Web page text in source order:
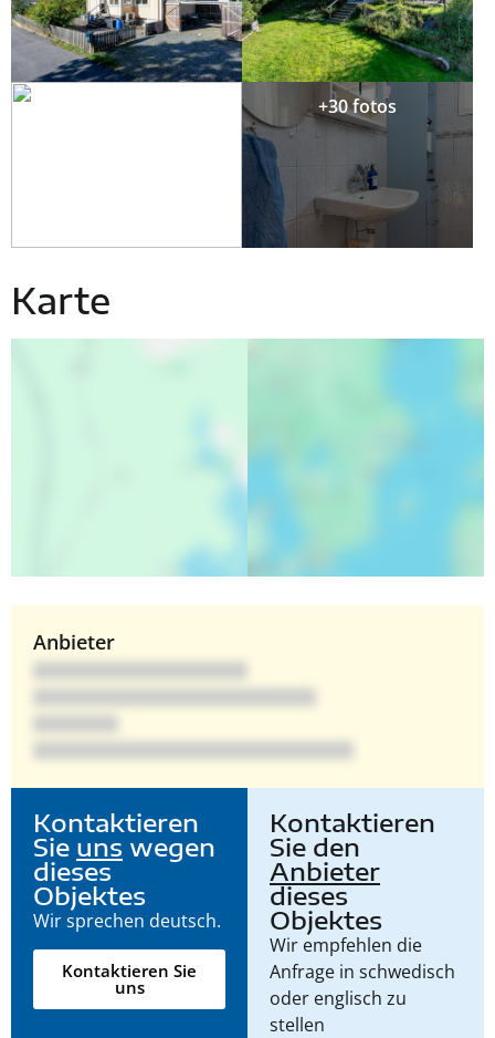
+30 fotos
Karte
Anbieter
Kontaktieren
Sie uns wegen
dieses
Objektes
Wir sprechen deutsch.
Kontaktieren Sie
uns
Kontaktieren
Sie den
Anbieter
dieses
Objektes
Wir empfehlen die
Anfrage in schwedisch
oder englisch zu
stellen